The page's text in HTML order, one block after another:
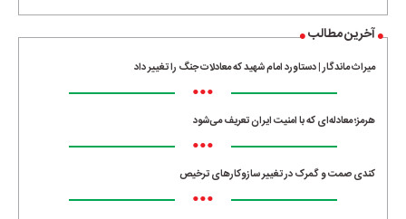
آخرین مطالب
میراث ماندگار | دستاورد امام شهید که معادلات جنگ را تغییر داد
•••
هرمز؛ معادله‌ای که با امنیت ایران تعریف می‌شود
•••
کندی صمت و گمرک در تغییر سازوکارهای ترخیص
•••